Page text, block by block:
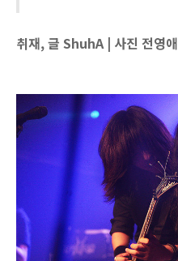
취재, 글 ShuhA | 사진 전영애